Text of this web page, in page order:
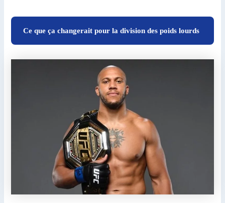
Ce que ça changerait pour la division des poids lourds